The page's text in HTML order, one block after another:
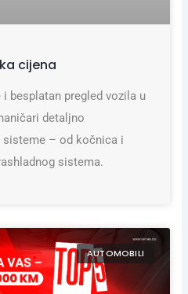
cijena
besplatan pregled vozila u
detaljno
sisteme – od kočnica i
sistema.
AUTOMOBILI